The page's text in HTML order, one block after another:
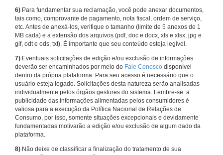
6) Para fundamentar sua reclamação, você pode anexar documentos,
tais como, comprovante de pagamento, nota fiscal, ordem de serviço,
etc. Antes de anexá-los, verifique o tamanho (limite de 5 anexos de 1
MB cada) e a extensão dos arquivos (pdf, doc e docx, xls e xlsx, jpg e
gif, odt e ods, txt). É importante que seu conteúdo esteja legível.
7) Eventuais solicitações de edição e/ou exclusão de informações
deverão ser encaminhados por meio do Fale Conosco disponível
dentro da própria plataforma. Para seu acesso é necessário que o
usuário esteja logado. Solicitações desta natureza serão analisadas
individualmente pelos órgãos gestores do sistema. Lembre-se: a
publicidade das informações alimentadas pelos consumidores é
valiosa para a execução da Política Nacional de Relações de
Consumo, por isso, somente situações excepcionais e devidamente
fundamentadas motivarão a edição e/ou exclusão de algum dado da
plataforma.
8) Não deixe de classificar a finalização do tratamento de sua